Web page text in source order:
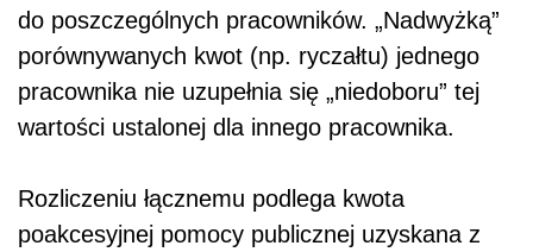
do poszczególnych pracowników. „Nadwyżką”
porównywanych kwot (np. ryczałtu) jednego
pracownika nie uzupełnia się „niedoboru” tej
wartości ustalonej dla innego pracownika.
Rozliczeniu łącznemu podlega kwota
poakcesyjnej pomocy publicznej uzyskana z